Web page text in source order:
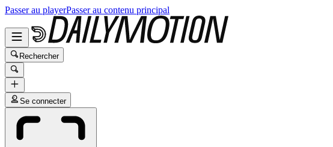
Passer au playerPasser au contenu principal
Rechercher
Se connecter